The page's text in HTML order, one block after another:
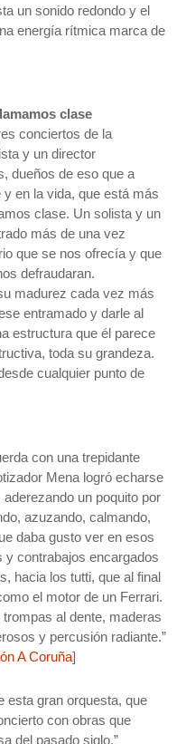
un sonido redondo y el
energía rítmica marca de
clase
conciertos de la
y un director
dueños de eso que a
en la vida, que está más
clase. Un solista y un
más de una vez
que se nos ofrecía y que
defraudaran.
madurez cada vez más
entramado y darle al
estructura que él parece
toda su grandeza.
cualquier punto de
con una trepidante
Mena logró echarse
un poquito por
azuzando, calmando,
daba gusto ver en esos
y contrabajos encargados
hacia los tutti, que al final
el motor de un Ferrari.
al dente, maderas
y percusión radiante.”
A Coruña]
esta gran orquesta, que
con obras que
del pasado siglo.”